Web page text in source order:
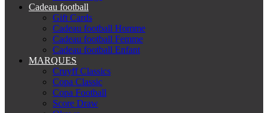
Cadeau football
Gift Cards
Cadeau football Homme
Cadeau football Femme
Cadeau football Enfant
MARQUES
Cruyff Classics
Copa Classic
Copa Football
Score Draw